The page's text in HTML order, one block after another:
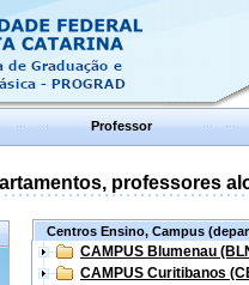
Professor
professores
Centros Ensino, Campus
CAMPUS Blumenau
CAMPUS Curitibanos